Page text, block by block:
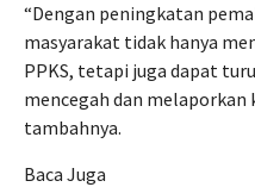
“Dengan peningkatan
masyarakat tidak hanya
PPKS, tetapi juga dapat
mencegah dan melaporkan
tambahnya.
Baca Juga